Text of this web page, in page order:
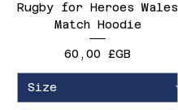
Rugby for Heroes Wales
Match Hoodie
Prix
60,00 £GB